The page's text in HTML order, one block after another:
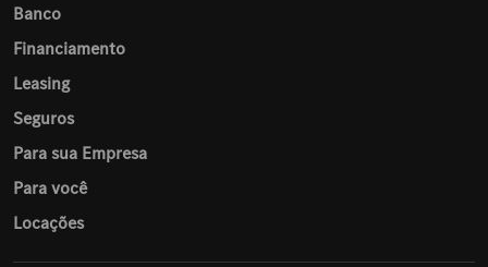
Banco
Financiamento
Leasing
Seguros
Para sua Empresa
Para você
Locações